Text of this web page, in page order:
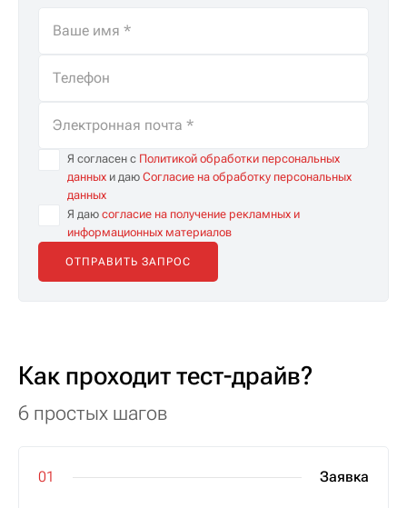
Я согласен с Политикой обработки персональных
данных и даюСогласие на обработку персональных
данных
Я даюсогласие на получение рекламных и
информационных материалов
Как проходит тест-драйв?
6 простых шагов
Заявка